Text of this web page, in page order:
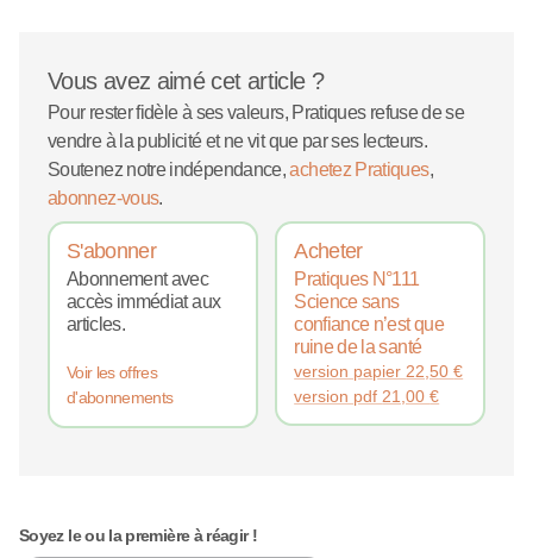
Vous avez aimé cet article ?
Pour rester fidèle à ses valeurs, Pratiques refuse de se
vendre à la publicité et ne vit que par ses lecteurs.
Soutenez notre indépendance,achetez Pratiques,
abonnez-vous.
S'abonner
Abonnement avec
accès immédiat aux
articles.
Voir les offres
d'abonnements
Acheter
Pratiques N°111
Science sans
confiance n’est que
ruine de la santé
version papier 22,50€
version pdf 21,00€
Soyez le ou la première à réagir !